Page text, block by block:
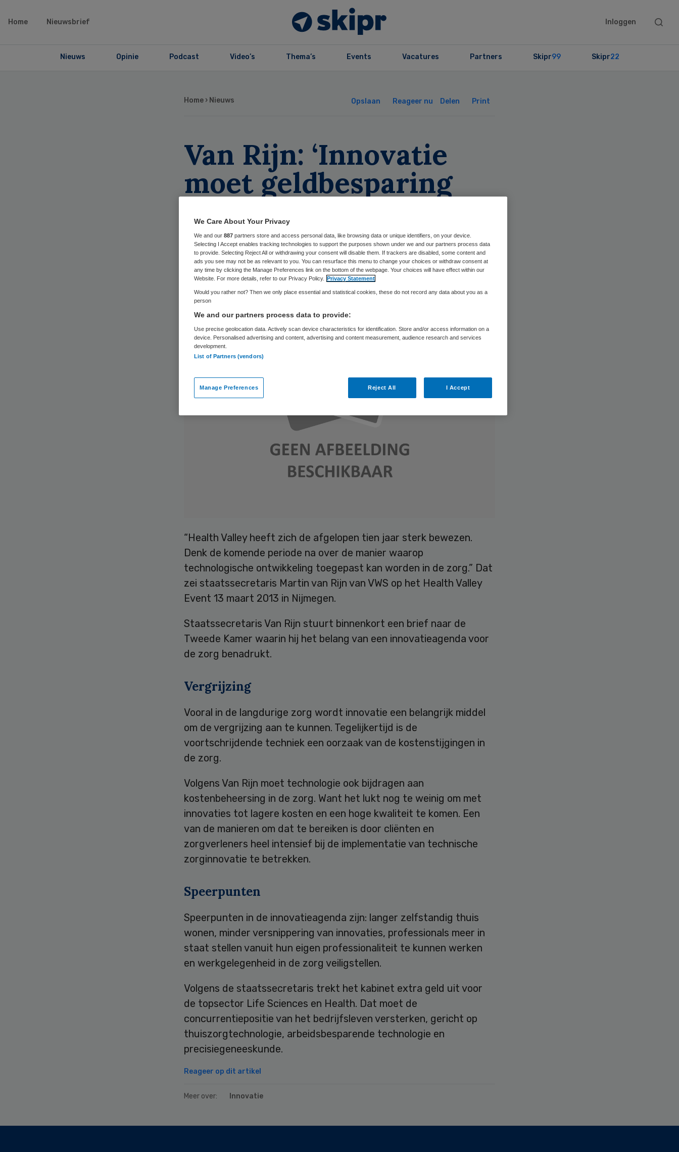
Home Nieuwsbrief Inloggen
Search
Nieuws Opinie Podcast Video’s Thema’s Events Vacatures Partners Skipr99 Skipr22
Home › Nieuws Opslaan Reageer nu Delen Print
Van Rijn: ‘Innovatie
moet geldbesparing
opleveren’
Skipr Redactie 13 maart 2013 ,15:09 31 keer gelezen
“Health Valley heeft zich de afgelopen tien jaar sterk bewezen.
Denk de komende periode na over de manier waarop
technologische ontwikkeling toegepast kan worden in de zorg.” Dat
zei staatssecretaris Martin van Rijn van VWS op het Health Valley
Event 13 maart 2013 in Nijmegen.
Staatssecretaris Van Rijn stuurt binnenkort een brief naar de
Tweede Kamer waarin hij het belang van een innovatieagenda voor
de zorg benadrukt.
Vergrijzing
Vooral in de langdurige zorg wordt innovatie een belangrijk middel
om de vergrijzing aan te kunnen. Tegelijkertijd is de
voortschrijdende techniek een oorzaak van de kostenstijgingen in
de zorg.
Volgens Van Rijn moet technologie ook bijdragen aan
kostenbeheersing in de zorg. Want het lukt nog te weinig om met
innovaties tot lagere kosten en een hoge kwaliteit te komen. Een
van de manieren om dat te bereiken is door cliënten en
zorgverleners heel intensief bij de implementatie van technische
zorginnovatie te betrekken.
Speerpunten
Speerpunten in de innovatieagenda zijn: langer zelfstandig thuis
wonen, minder versnippering van innovaties, professionals meer in
staat stellen vanuit hun eigen professionaliteit te kunnen werken
en werkgelegenheid in de zorg veiligstellen.
Volgens de staatssecretaris trekt het kabinet extra geld uit voor
de topsector Life Sciences en Health. Dat moet de
concurrentiepositie van het bedrijfsleven versterken, gericht op
thuiszorgtechnologie, arbeidsbesparende technologie en
precisiegeneeskunde.
Reageer op dit artikel
Meer over: Innovatie
We Care About Your Privacy
We and our 887 partners store and access personal data, like browsing data or unique identifiers, on your device.
Selecting I Accept enables tracking technologies to support the purposes shown under we and our partners process data
to provide. Selecting Reject All or withdrawing your consent will disable them. If trackers are disabled, some content and
ads you see may not be as relevant to you. You can resurface this menu to change your choices or withdraw consent at
any time by clicking the Manage Preferences link on the bottom of the webpage. Your choices will have effect within our
Website. For more details, refer to our Privacy Policy. Privacy Statement
Would you rather not? Then we only place essential and statistical cookies, these do not record any data about you as a
person
We and our partners process data to provide:
Use precise geolocation data. Actively scan device characteristics for identification. Store and/or access information on a
device. Personalised advertising and content, advertising and content measurement, audience research and services
development.
List of Partners (vendors)
Manage Preferences Reject All I Accept